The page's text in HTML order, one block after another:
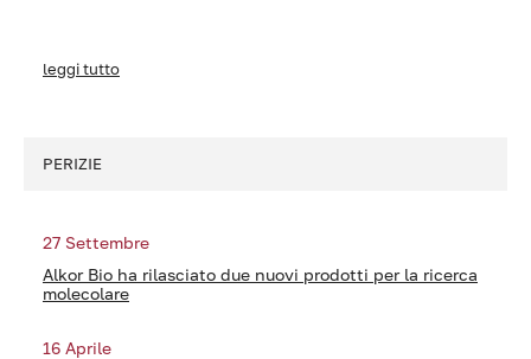
leggi tutto
PERIZIE
27 Settembre
Alkor Bio ha rilasciato due nuovi prodotti per la ricerca
molecolare
16 Aprile